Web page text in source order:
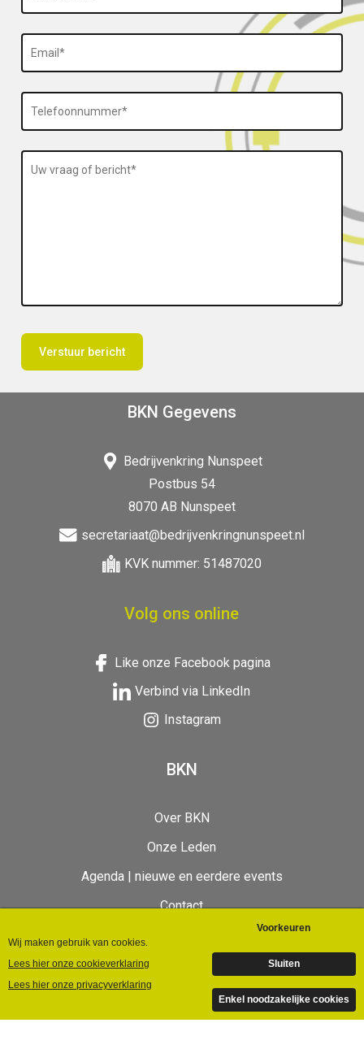
BKN Gegevens
Bedrijvenkring Nunspeet
Postbus 54
8070 AB Nunspeet
secretariaat@bedrijvenkringnunspeet.nl
KVK nummer: 51487020
Volg ons online
Like onze Facebook pagina
Verbind via LinkedIn
Instagram
BKN
Over BKN
Onze Leden
Agenda | nieuwe en eerdere events
Contact
©Bedrijvenkring Nunspeet | 2024 | Designed by
Giraffes4Zebras